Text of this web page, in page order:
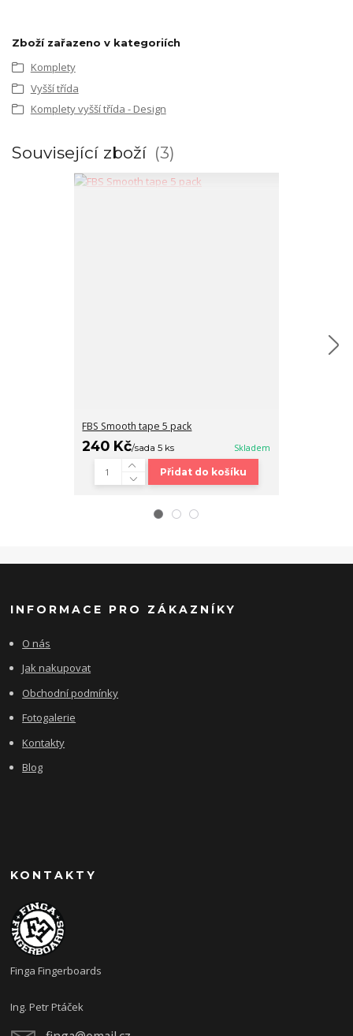
Zboží zařazeno v kategoriích
Komplety
Vyšší třída
Komplety vyšší třída - Design
Související zboží 3
FBS Smooth tape 5 pack
240 Kč/sada 5 ks Skladem
Přidat do košíku
INFORMACE PRO ZÁKAZNÍKY
O nás
Jak nakupovat
Obchodní podmínky
Fotogalerie
Kontakty
Blog
KONTAKTY
Finga Fingerboards
Ing. Petr Ptáček